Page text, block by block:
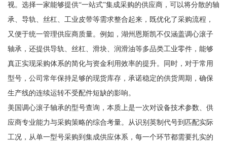
视。选择一家能够提供“一站式”集成采购的供应商，可以将分散的轴
承、导轨、丝杠、工业皮带等需求整合起来，既优化了采购流程，
又便于统一管理供应商质量。例如，湖州恩斯凯不仅涵盖调心滚子
轴承，还提供导轨、丝杠、滑块、润滑油等多品类工业零件，能够
真正实现采购体系的简化与资金利用效率的提升。同时，对于常用
型号，公司常年保持足够的现货库存，承诺稳定的供货周期，确保
生产线的连续运转不受配件短缺的影响。
美国调心滚子轴承的型号查询，本质上是一次对设备技术参数、供
应商专业能力与采购策略的综合考量。从识别英制代号到匹配实际
工况，从单一型号采购到集成供应体系，每一个环节都需要扎实的